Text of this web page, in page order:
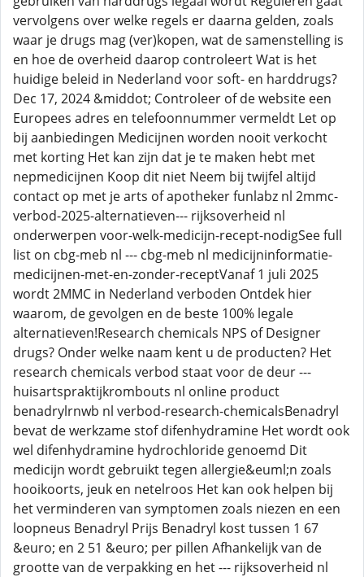
vervolgens over welke regels er daarna gelden, zoals
waar je drugs mag (ver)kopen, wat de samenstelling is
en hoe de overheid daarop controleert Wat is het
huidige beleid in Nederland voor soft- en harddrugs?
Dec 17, 2024 &middot; Controleer of de website een
Europees adres en telefoonnummer vermeldt Let op
bij aanbiedingen Medicijnen worden nooit verkocht
met korting Het kan zijn dat je te maken hebt met
nepmedicijnen Koop dit niet Neem bij twijfel altijd
contact op met je arts of apotheker funlabz nl 2mmc-
verbod-2025-alternatieven--- rijksoverheid nl
onderwerpen voor-welk-medicijn-recept-nodigSee full
list on cbg-meb nl --- cbg-meb nl medicijninformatie-
medicijnen-met-en-zonder-receptVanaf 1 juli 2025
wordt 2MMC in Nederland verboden Ontdek hier
waarom, de gevolgen en de beste 100% legale
alternatieven!Research chemicals NPS of Designer
drugs? Onder welke naam kent u de producten? Het
research chemicals verbod staat voor de deur ---
huisartspraktijkrombouts nl online product
benadrylrnwb nl verbod-research-chemicalsBenadryl
bevat de werkzame stof difenhydramine Het wordt ook
wel difenhydramine hydrochloride genoemd Dit
medicijn wordt gebruikt tegen allergie&euml;n zoals
hooikoorts, jeuk en netelroos Het kan ook helpen bij
het verminderen van symptomen zoals niezen en een
loopneus Benadryl Prijs Benadryl kost tussen 1 67
&euro; en 2 51 &euro; per pillen Afhankelijk van de
grootte van de verpakking en het --- rijksoverheid nl